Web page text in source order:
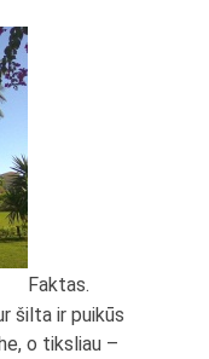
Faktas.
šilta ir puikūs
o tiksliau –